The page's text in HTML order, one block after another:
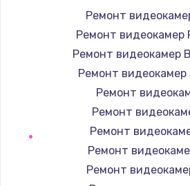
Ремонт
Ремонт видеокамер
Ремонт видеокамер
Ремонт видеокамер
Ремонт
Ремонт
Ремонт
Ремонт
Ремонт